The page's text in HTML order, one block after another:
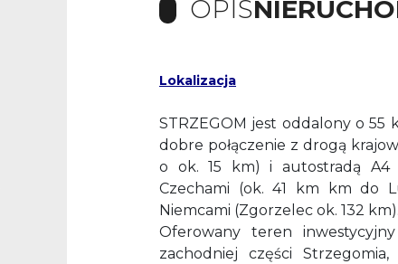
OPIS
Lokalizacja
STRZEGOM jest oddalony o 55
dobre połączenie z drogą
o ok. 15 km) i autostradą A4
Czechami (ok. 41 km km do
Niemcami (Zgorzelec ok. 132 km).
Oferowany teren
zachodniej części